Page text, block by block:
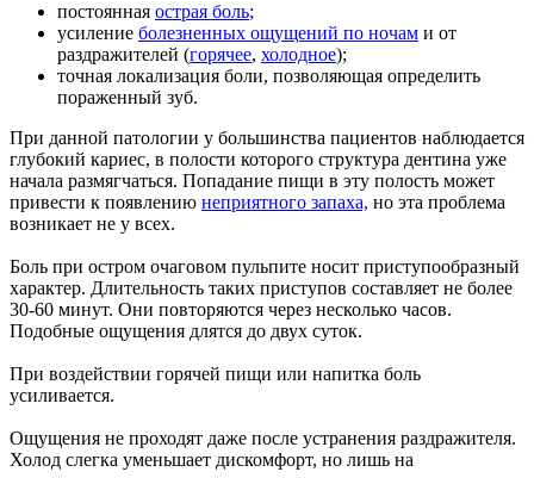
постоянная острая боль;
усиление болезненных ощущений по ночам и от
раздражителей (горячее, холодное);
точная локализация боли, позволяющая определить
пораженный зуб.
При данной патологии у большинства пациентов наблюдается
глубокий кариес, в полости которого структура дентина уже
начала размягчаться. Попадание пищи в эту полость может
привести к появлению неприятного запаха, но эта проблема
возникает не у всех.
Боль при остром очаговом пульпите носит приступообразный
характер. Длительность таких приступов составляет не более
30-60 минут. Они повторяются через несколько часов.
Подобные ощущения длятся до двух суток.
При воздействии горячей пищи или напитка боль
усиливается.
Ощущения не проходят даже после устранения раздражителя.
Холод слегка уменьшает дискомфорт, но лишь на